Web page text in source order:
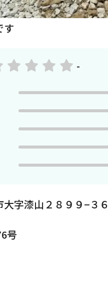
す
-
字漆山２８９９−３６
号